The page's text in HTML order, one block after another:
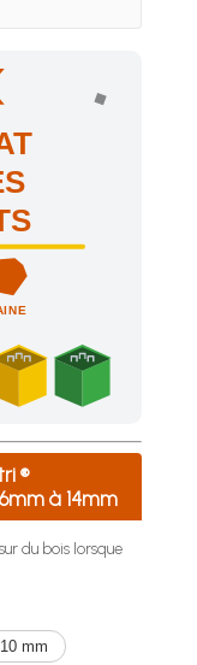
ou de pointes et
®
à 14mm
du bois lorsque
10 mm